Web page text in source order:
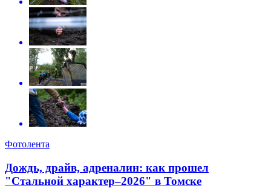
Фотолента
Дождь, драйв, адреналин: как прошел
"Стальной характер–2026" в Томске